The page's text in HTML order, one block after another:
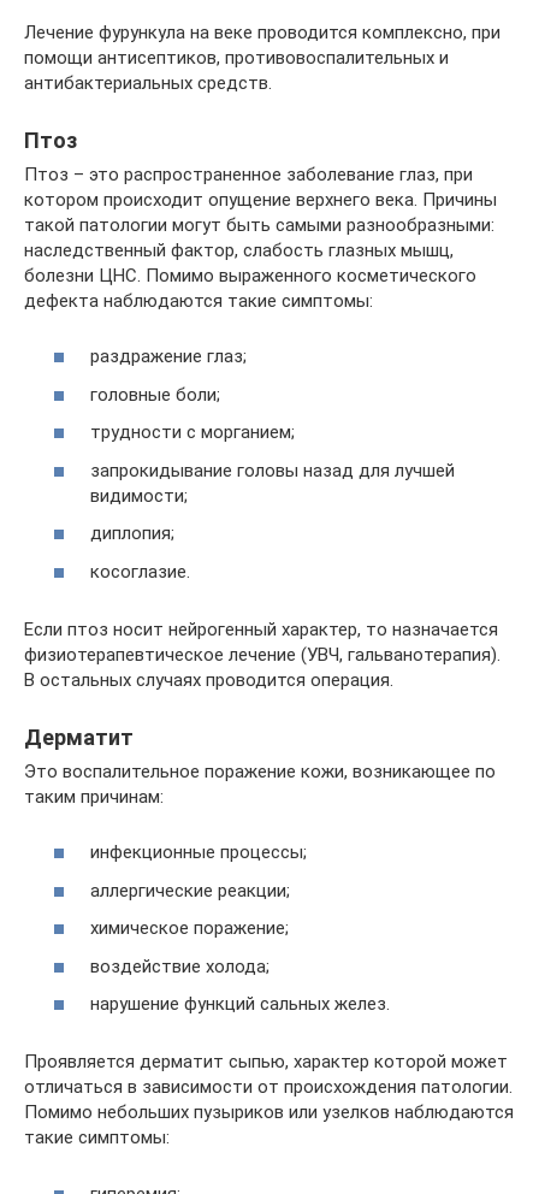
Лечение фурункула на веке проводится комплексно, при
помощи антисептиков, противовоспалительных и
антибактериальных средств.
Птоз
Птоз – это распространенное заболевание глаз, при
котором происходит опущение верхнего века. Причины
такой патологии могут быть самыми разнообразными:
наследственный фактор, слабость глазных мышц,
болезни ЦНС. Помимо выраженного косметического
дефекта наблюдаются такие симптомы:
раздражение глаз;
головные боли;
трудности с морганием;
запрокидывание головы назад для лучшей
видимости;
диплопия;
косоглазие.
Если птоз носит нейрогенный характер, то назначается
физиотерапевтическое лечение (УВЧ, гальванотерапия).
В остальных случаях проводится операция.
Дерматит
Это воспалительное поражение кожи, возникающее по
таким причинам:
инфекционные процессы;
аллергические реакции;
химическое поражение;
воздействие холода;
нарушение функций сальных желез.
Проявляется дерматит сыпью, характер которой может
отличаться в зависимости от происхождения патологии.
Помимо небольших пузыриков или узелков наблюдаются
такие симптомы: